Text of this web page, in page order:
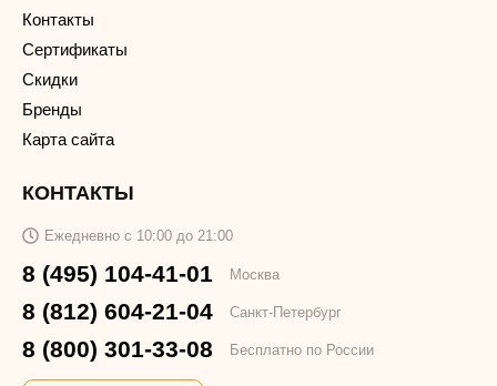
Контакты
Сертификаты
Скидки
Бренды
Карта сайта
КОНТАКТЫ
Ежедневно с 10:00 до 21:00
8 (495) 104-41-01 Москва
8 (812) 604-21-04 Санкт-Петербург
8 (800) 301-33-08 Бесплатно по России